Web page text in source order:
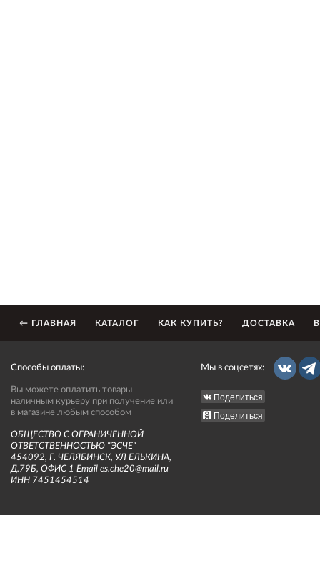
← ГЛАВНАЯ КАТАЛОГ КАК КУПИТЬ? ДОСТАВКА
Способы оплаты:
Вы можете оплатить товары
наличным курьеру при получение или
в магазине любым способом
ОБЩЕСТВО С ОГРАНИЧЕННОЙ
ОТВЕТСТВЕННОСТЬЮ "ЭСЧЕ"
454092, Г. ЧЕЛЯБИНСК, УЛ ЕЛЬКИНА,
Д.79Б, ОФИС 1 Email es.che20@mail.ru
ИНН 7451454514
Мы в соцсетях:
Поделиться
Поделиться